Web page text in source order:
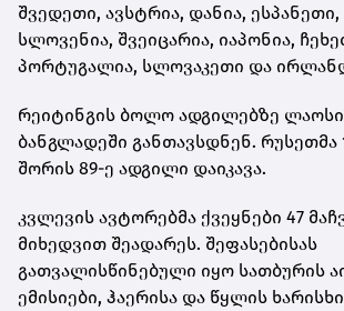
შვედეთი, ავსტრია, დანია,
სლოვენია, შვეიცარია, იაპონია,
პორტუგალია, სლოვაკეთი და
რეიტინგის ბოლო ადგილებზე
ბანგლადეში განთავსდნენ. რუსეთმა
შორის 89-ე ადგილი დაიკავა.
კვლევის ავტორებმა ქვეყნები 47
მიხედვით შეადარეს. შეფასებისას
გათვალისწინებული იყო სათბურის
ემისიები, ჰაერისა და წყლის